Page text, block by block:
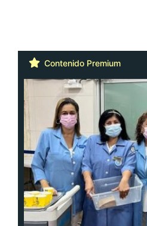
Contenido Premium